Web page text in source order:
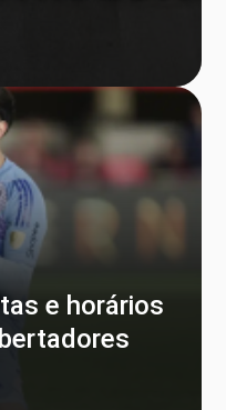
e horários